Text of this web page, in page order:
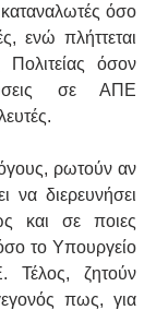
όσο
ενώ πλήττεται
Πολιτείας όσον
σε ΑΠΕ
ρωτούν αν
να διερευνήσει
και σε ποιες
το Υπουργείο
ζητούν
πως, για